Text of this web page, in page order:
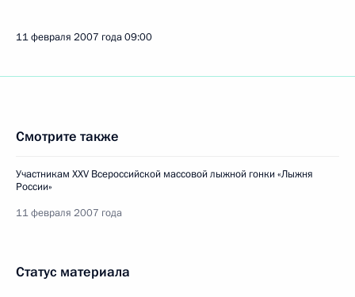
11 февраля 2007 года09:00
Смотрите также
Участникам XXV Всероссийской массовой лыжной гонки «Лыжня
России»
11 февраля 2007 года
Статус материала